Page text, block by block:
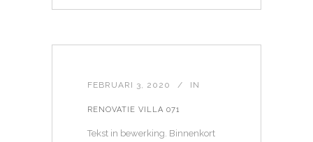
FEBRUARI 3, 2020 IN
RENOVATIE VILLA 071
Tekst in bewerking. Binnenkort